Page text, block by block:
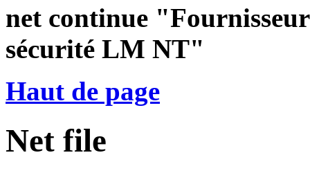
net continue
sécurité LM NT"
Haut de page
Net file